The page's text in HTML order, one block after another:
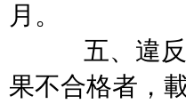
月。
五、違反第
果不合格者，